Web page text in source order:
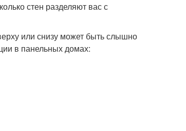
стен разделяют вас с
или снизу может быть слышно
в панельных домах: